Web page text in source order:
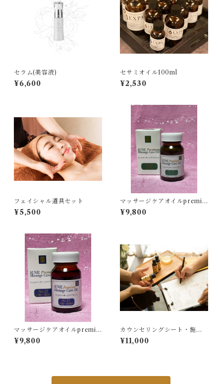
セラム(美容液)
¥6,600
セサミオイル100ml
¥2,530
フェイシャル道具セット
¥5,500
マッサージケアオイルpremiu
m No.31 ヘッド用
¥9,800
マッサージケアオイルpremiu
m No.21 胸・腹用
¥9,800
カウンセリングシート・施術
同意書 各500枚
¥11,000